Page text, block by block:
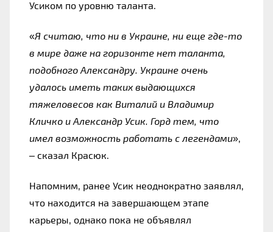
Усиком по уровню таланта.
«Я считаю, что ни в Украине, ни еще где-то
в мире даже на горизонте нет таланта,
подобного Александру. Украине очень
удалось иметь таких выдающихся
тяжеловесов как Виталий и Владимир
Кличко и Александр Усик. Горд тем, что
имел возможность работать с легендами»,
– сказал Красюк.
Напомним, ранее Усик неоднократно заявлял,
что находится на завершающем этапе
карьеры, однако пока не объявлял